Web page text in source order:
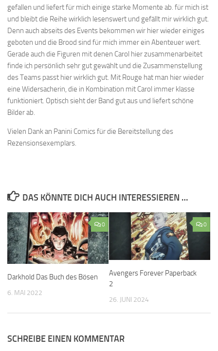
gefallen und liefert für mich einige starke Momente ab. für mich ist
und bleibt die Reihe wirklich lesenswert und gefällt mir wirklich gut.
Denn auch abseits des Events bekommen wir hier wieder einiges
geboten und die Brood sind für mich immer ein Abenteuer wert.
Gerade auch die Figuren mit denen Carol hier zusammenarbeitet
finde ich persönlich sehr gut gewählt und die Zusammenstellung
des Teams passt hier wirklich gut. Mit Rouge hat man hier wieder
eine Widersacherin, die in Kombination mit Carol immer klasse
funktioniert. Optisch sieht der Band gut aus und liefert schöne
Bilder ab.
Vielen Dank an Panini Comics für die Bereitstellung des
Rezensionsexemplars.
DAS KÖNNTE DICH AUCH INTERESSIEREN …
0
Darkhold Das Buch des Bösen
6. MAI 2022
0
Avengers Forever Paperback
2
26. JUNI 2024
SCHREIBE EINEN KOMMENTAR